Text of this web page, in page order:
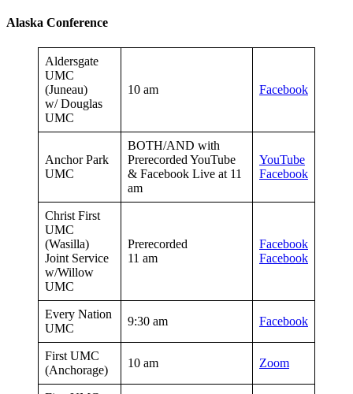
Alaska Conference
Aldersgate
UMC
(Juneau)
w/ Douglas
UMC
10 am Facebook
Anchor Park
UMC
BOTH/AND with
Prerecorded YouTube
& Facebook Live at 11
am
YouTube
Facebook
Christ First
UMC
(Wasilla)
Joint Service
w/Willow
UMC
Prerecorded
11 am
Facebook
Facebook
Every Nation
UMC
9:30 am Facebook
First UMC
(Anchorage)
10 am Zoom